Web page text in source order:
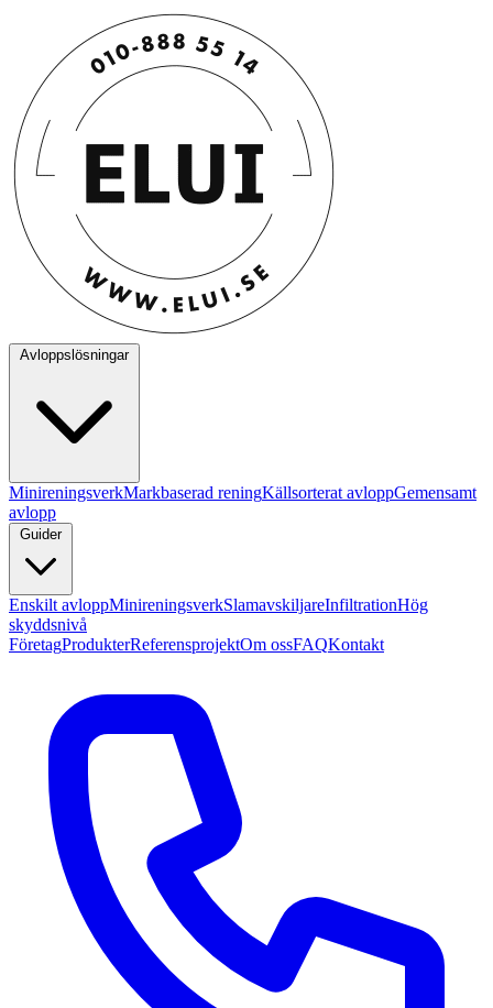
Avloppslösningar
MinireningsverkMarkbaserad reningKällsorterat avloppGemensamt
avlopp
Guider
Enskilt avloppMinireningsverkSlamavskiljareInfiltrationHög
skyddsnivå
FöretagProdukterReferensprojektOm ossFAQKontakt